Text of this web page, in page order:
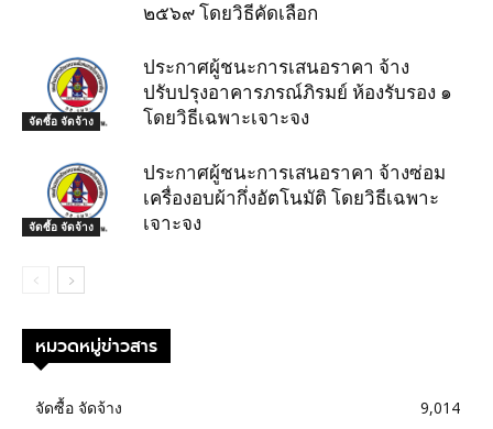
๒๕๖๙ โดยวิธีคัดเลือก
จัดซื้อ จัดจ้าง
ประกาศผู้ชนะการเสนอราคา จ้าง
ปรับปรุงอาคารภรณ์ภิรมย์ ห้องรับรอง ๑
โดยวิธีเฉพาะเจาะจง
จัดซื้อ จัดจ้าง
ประกาศผู้ชนะการเสนอราคา จ้างซ่อม
เครื่องอบผ้ากึ่งอัตโนมัติ โดยวิธีเฉพาะ
เจาะจง
หมวดหมู่ข่าวสาร
จัดซื้อ จัดจ้าง
9,014